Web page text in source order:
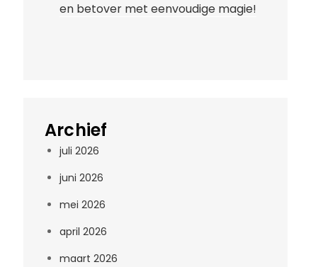
en betover met eenvoudige magie!
Archief
juli 2026
juni 2026
mei 2026
april 2026
maart 2026